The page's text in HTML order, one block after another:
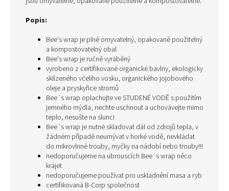
Popis:
Bee's wrap je plně omyvatelný, opakovaně použitelný
a kompostovatelný obal
Bee's wrap je ručně vyráběný
vyrobeno z certifikované organické bavlny, ekologicky
sklízeného včelího vosku, organického jojobového
oleje a pryskyřice stromů
Bee´s wrap oplachujte ve STUDENÉ VODĚ s použitím
jemného mýdla, nechte uschnout a uchovávejte mimo
teplo, nesušte na slunci
Bee´s wrap je nutné skladovat dál od zdrojů tepla, v
žádném případě neumývat v horké vodě, nevkládat
do mikrovlnné trouby, myčky na nádobí nebo trouby!!!
nedoporučujeme na ubrouscích Bee´s wrap něco
krájet
nedoporučujeme používat pro uskladnění masa a ryb
certifikovaná B-Corp společnost